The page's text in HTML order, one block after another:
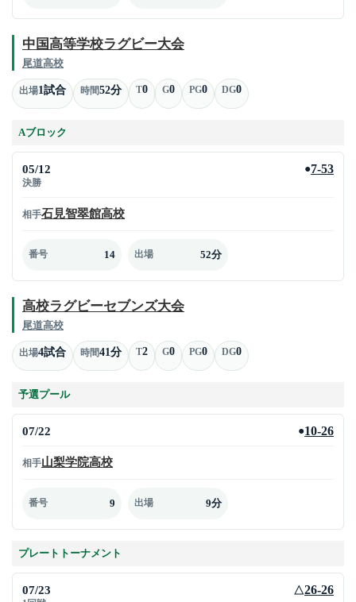
中国高等学校ラグビー大会
尾道高校
出場1試合 時間52分 T0 G0 PG0 DG0
Aブロック
05/12
決勝
●7-53
相手石見智翠館高校
番号 14 出場 52分
高校ラグビーセブンズ大会
尾道高校
出場4試合 時間41分 T2 G0 PG0 DG0
予選プール
07/22 ●10-26
相手山梨学院高校
番号 9 出場 9分
プレートトーナメント
07/23 △26-26